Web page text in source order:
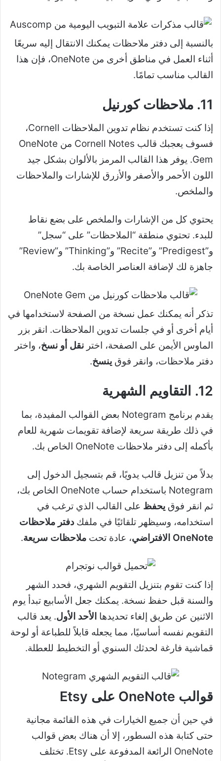
بالنسبة إلى دفتر ملاحظات يمكنك الانتقال إليه سريعًا
أثناء العمل في مناطق أخرى من OneNote، فإن هذا
القالب مناسب تمامًا.
11. ملاحظات كورنيل
إذا كنت تستخدم نظام تدوين الملاحظات Cornell،
فسوف يعجبك قالب Cornell Notes من OneNote
Gem. يوفر هذا القالب المرمز بالألوان بشكل جيد
اللون الأحمر والأصفر والأزرق للإشارات والملاحظات
والملخص.
يحتوي كل من الإشارات والملخص على بضع نقاط
للبدء. تحتوي منطقة “الملاحظات” على “سجل”
و”Predigest” و”Recite” و”Thinking” و”Review”
جاهزة لك لإضافة العناصر الخاصة بك.
تذكر أنه يمكنك عمل نسخة من الصفحة لاستخدامها في
أيام أخرى أو في جلسات تدوين الملاحظات. انقر بزر
الماوس الأيمن على الصفحة، اختر نقل أو نسخ، واختر
دفتر ملاحظات، وانقر فوق ينسخ.
12. التقاويم الشهرية
يقدم برنامج Notegram بعض القوالب المفيدة، بما
في ذلك طريقة سريعة لإضافة تقويمات شهرية للعام
بأكمله إلى دفتر ملاحظات OneNote الخاص بك.
بدلاً من تنزيل قالب يدويًا، قم بتسجيل الدخول إلى
Notegram باستخدام حساب OneNote الخاص بك،
ثم انقر فوق يحفظ على القالب الذي ترغب في
استخدامه، وسيظهر تلقائيًا في ملفكدفتر ملاحظات
OneNote الافتراضي
، عادة تحت ملاحظات سريعة.
إذا كنت تقوم بتنزيل التقويم الشهري، فحدد الشهر
والسنة قبل حفظ نسخة. يمكنك جعل الأسابيع تبدأ يوم
الاثنين عن طريق إلغاء تحديدها الأحد الأول. يعد قالب
التقويم نفسه أساسيًا، مما يجعله قابلاً للطباعة أو لوحة
قماشية فارغة لحدثك السنوي أو التخطيط للعطلة.
قوالب OneNote على Etsy
في حين أن جميع الخيارات في هذه القائمة مجانية
حتى كتابة هذه السطور، إلا أن هناك بعض قوالب
OneNote الرائعة المدفوعة على Etsy. تختلف